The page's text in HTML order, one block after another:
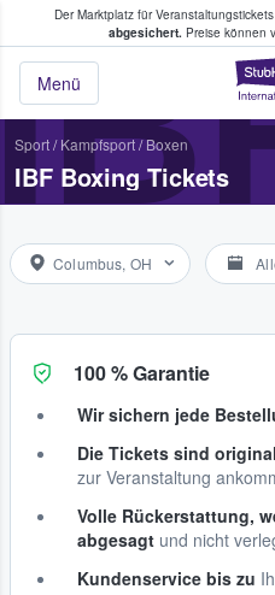
Der Marktplatz für
abgesichert.Preise können
Menü
Tickets kaufen &
Sport/ Kampfsport/Boxen
IBF Boxing Tickets
Columbus, OH
100 % Garantie
Wir sichern jede
Die Tickets sind original
zur Veranstaltung
Volle Rückerstattung,
abgesagt und nicht
Kundenservice bis zu